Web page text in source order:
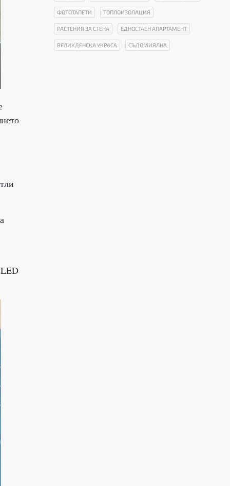
ФОТОТАПЕТИ ТОПЛОИЗОЛАЦИЯ
РАСТЕНИЯ ЗА СТЕНА ЕДНОСТАЕН АПАРТАМЕНТ
ВЕЛИКДЕНСКА УКРАСА СЪДОМИЯЛНА